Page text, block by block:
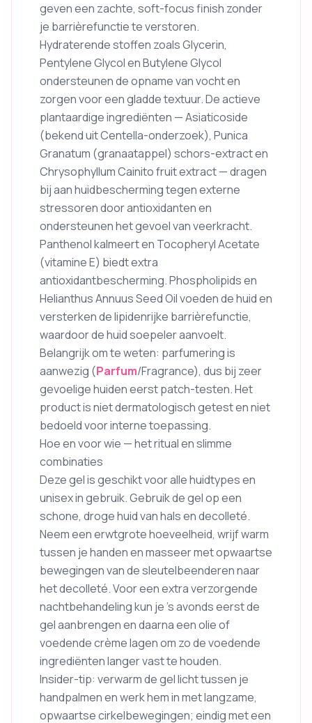
geven een zachte, soft-focus finish zonder
je barrièrefunctie te verstoren.
Hydraterende stoffen zoals Glycerin,
Pentylene Glycol en Butylene Glycol
ondersteunen de opname van vocht en
zorgen voor een gladde textuur. De actieve
plantaardige ingrediënten — Asiaticoside
(bekend uit Centella-onderzoek), Punica
Granatum (granaatappel) schors-extract en
Chrysophyllum Cainito fruit extract — dragen
bij aan huidbescherming tegen externe
stressoren door antioxidanten en
ondersteunen het gevoel van veerkracht.
Panthenol kalmeert en Tocopheryl Acetate
(vitamine E) biedt extra
antioxidantbescherming. Phospholipids en
Helianthus Annuus Seed Oil voeden de huid en
versterken de lipidenrijke barrièrefunctie,
waardoor de huid soepeler aanvoelt.
Belangrijk om te weten: parfumering is
aanwezig (Parfum/Fragrance), dus bij zeer
gevoelige huiden eerst patch-testen. Het
product is niet dermatologisch getest en niet
bedoeld voor interne toepassing.
Hoe en voor wie — het ritual en slimme
combinaties
Deze gel is geschikt voor alle huidtypes en
unisex in gebruik. Gebruik de gel op een
schone, droge huid van hals en decolleté.
Neem een erwtgrote hoeveelheid, wrijf warm
tussen je handen en masseer met opwaartse
bewegingen van de sleutelbeenderen naar
het decolleté. Voor een extra verzorgende
nachtbehandeling kun je ’s avonds eerst de
gel aanbrengen en daarna een olie of
voedende crème lagen om zo de voedende
ingrediënten langer vast te houden.
Insider-tip: verwarm de gel licht tussen je
handpalmen en werk hem in met langzame,
opwaartse cirkelbewegingen; eindig met een